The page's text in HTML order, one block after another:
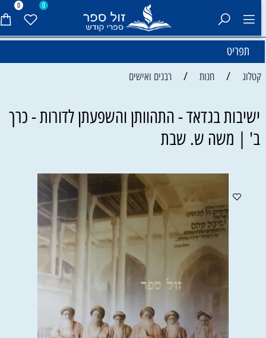
0 0
תפריט
קטלוג / חנות / רבנים ואישים
ישיבות בגדאד - התהוותן והשפעתן לדורות - כרך
ב' | משה ש. שבת